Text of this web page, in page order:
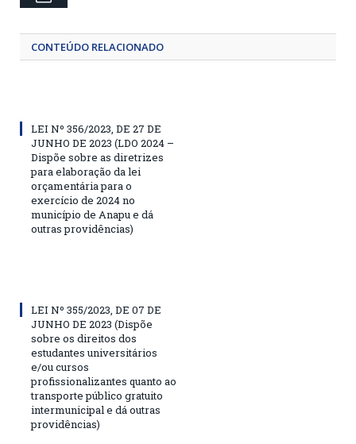
CONTEÚDO RELACIONADO
LEI Nº 356/2023, DE 27 DE
JUNHO DE 2023 (LDO 2024 –
Dispõe sobre as diretrizes
para elaboração da lei
orçamentária para o
exercício de 2024 no
município de Anapu e dá
outras providências)
LEI Nº 355/2023, DE 07 DE
JUNHO DE 2023 (Dispõe
sobre os direitos dos
estudantes universitários
e/ou cursos
profissionalizantes quanto ao
transporte público gratuito
intermunicipal e dá outras
providências)